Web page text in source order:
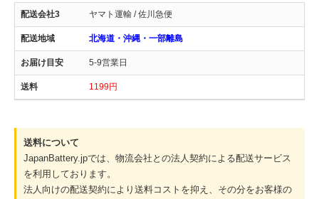
ヤマト運輸 / 佐川急便
北海道・沖縄・一部離島
5-9営業日
1199円
送料について
JapanBattery.jpでは、物流会社との法人契約による配送サービス
を利用しております。
法人向けの配送契約により送料コストを抑え、その分をお客様の